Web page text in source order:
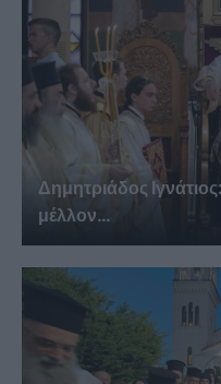
Δημητριάδος
μέλλον...